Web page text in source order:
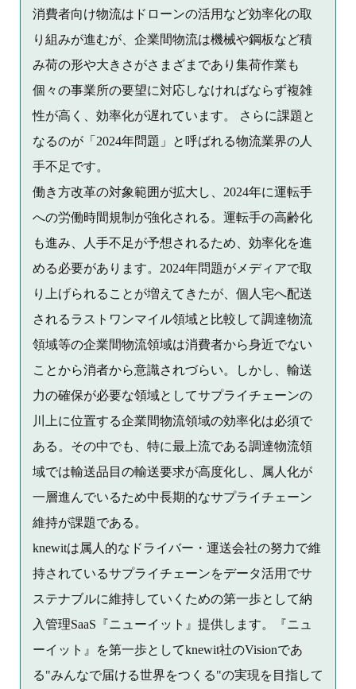
消費者向け物流はドローンの活用など効率化の取
り組みが進むが、企業間物流は機械や鋼板など積
み荷の形や大きさがさまざまであり集荷作業も
個々の事業所の要望に対応しなければならず複雑
性が高く、効率化が遅れています。 さらに課題と
なるのが「2024年問題」と呼ばれる物流業界の人
手不足です。
働き方改革の対象範囲が拡大し、2024年に運転手
への労働時間規制が強化される。運転手の高齢化
も進み、人手不足が予想されるため、効率化を進
める必要があります。2024年問題がメディアで取
り上げられることが増えてきたが、個人宅へ配送
されるラストワンマイル領域と比較して調達物流
領域等の企業間物流領域は消費者から身近でない
ことから消者から意識されづらい。しかし、輸送
力の確保が必要な領域としてサプライチェーンの
川上に位置する企業間物流領域の効率化は必須で
ある。その中でも、特に最上流である調達物流領
域では輸送品目の輸送要求が高度化し、属人化が
一層進んでいるため中長期的なサプライチェーン
維持が課題である。
knewitは属人的なドライバー・運送会社の努力で維
持されているサプライチェーンをデータ活用でサ
ステナブルに維持していくための第一歩として納
入管理SaaS『ニューイット』提供します。『ニュ
ーイット』を第一歩としてknewit社のVisionであ
る"みんなで届ける世界をつくる"の実現を目指して